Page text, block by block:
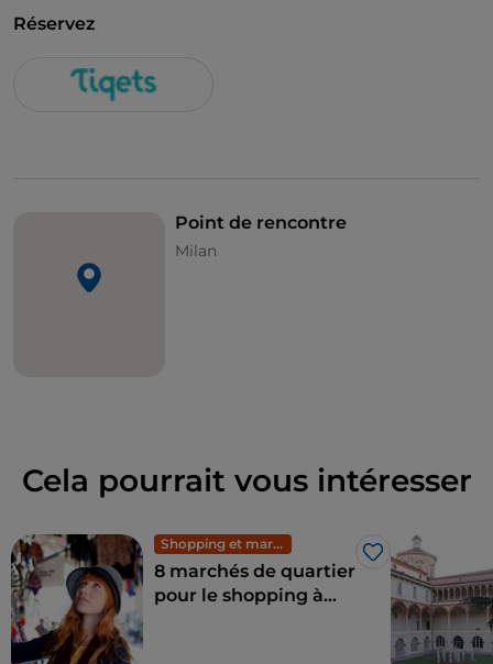
Réservez
Point de rencontre
Milan
Cela pourrait vous intéresser
Shopping et marchés
J’aime
8 marchés de quartier
pour le shopping à